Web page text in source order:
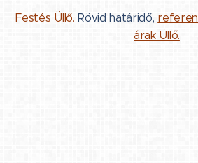
Festés Üllő.Rövid határidő,
árak Üllő.